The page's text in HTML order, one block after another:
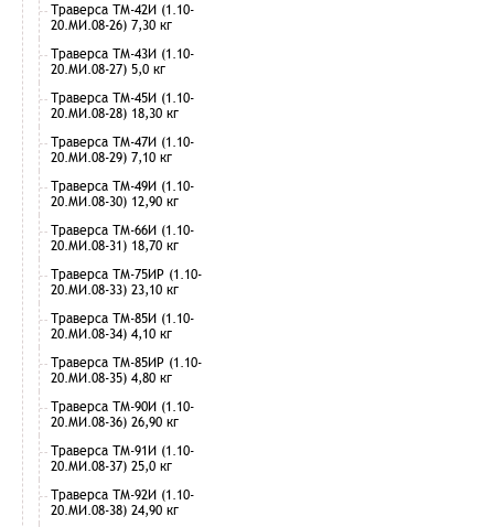
Траверса ТМ-42И (1.10-
20.МИ.08-26) 7,30 кг
Траверса ТМ-43И (1.10-
20.МИ.08-27) 5,0 кг
Траверса ТМ-45И (1.10-
20.МИ.08-28) 18,30 кг
Траверса ТМ-47И (1.10-
20.МИ.08-29) 7,10 кг
Траверса ТМ-49И (1.10-
20.МИ.08-30) 12,90 кг
Траверса ТМ-66И (1.10-
20.МИ.08-31) 18,70 кг
Траверса ТМ-75ИР (1.10-
20.МИ.08-33) 23,10 кг
Траверса ТМ-85И (1.10-
20.МИ.08-34) 4,10 кг
Траверса ТМ-85ИР (1.10-
20.МИ.08-35) 4,80 кг
Траверса ТМ-90И (1.10-
20.МИ.08-36) 26,90 кг
Траверса ТМ-91И (1.10-
20.МИ.08-37) 25,0 кг
Траверса ТМ-92И (1.10-
20.МИ.08-38) 24,90 кг